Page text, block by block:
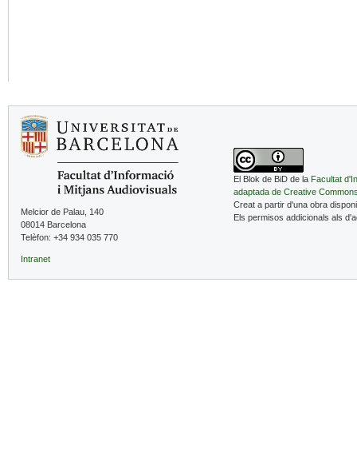
Melcior de Palau, 140
08014 Barcelona
Telèfon: +34 934 035 770
Intranet
El Blok de BiD de la Facultat
adaptada de Creative
Creat a partir d'una obra
Els permisos addicionals als